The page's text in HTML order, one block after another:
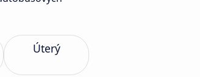
Úterý